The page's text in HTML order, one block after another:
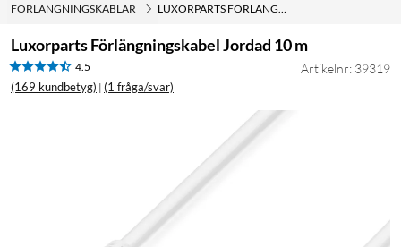
FÖRLÄNGNINGSKABLAR LUXORPARTS FÖRLÄNGNINGSKABEL JORDAD 10 M
Luxorparts Förlängningskabel Jordad 10 m
4.5
(169 kundbetyg) | (1 fråga/svar)
Artikelnr: 39319